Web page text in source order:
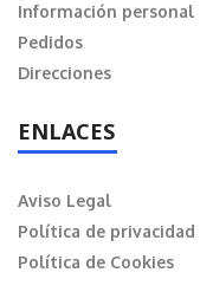
Información personal
Pedidos
Direcciones
ENLACES
Aviso Legal
Política de privacidad
Política de Cookies